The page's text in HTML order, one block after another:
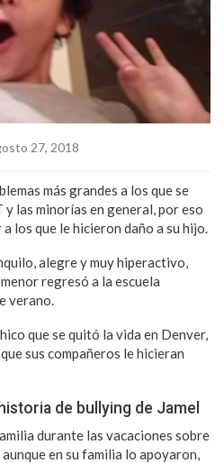
27, 2018
más grandes a los que se
las minorías en general, por eso
los que le hicieron daño a su hijo.
alegre y muy hiperactivo,
regresó a la escuela
verano.
que se quitó la vida en Denver,
sus compañeros le hicieran
de bullying de Jamel
durante las vacaciones sobre
en su familia lo apoyaron,